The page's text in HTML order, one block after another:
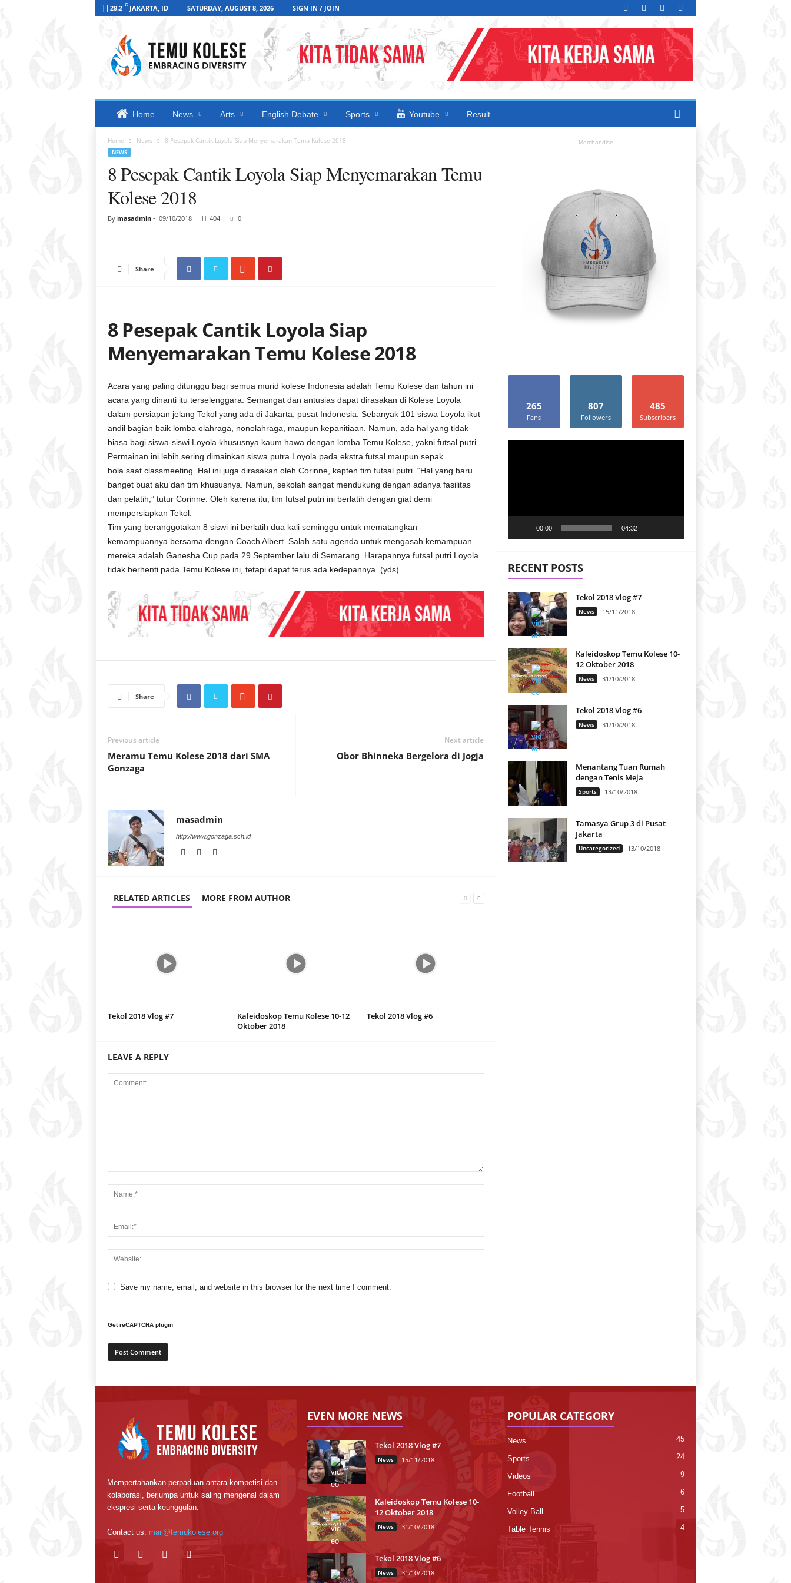
29.2 C JAKARTA, ID SATURDAY, AUGUST 8, 2026 SIGN IN / JOIN
l
s
Home News Arts English Debate Sports Youtube Result
Home News 8 Pesepak Cantik Loyola Siap Menyemarakan Temu Kolese 2018
NEWS
8 Pesepak Cantik Loyola Siap Menyemarakan Temu
Kolese 2018
By masadmin- 09/10/2018 404 0
Share
8 Pesepak Cantik Loyola Siap
Menyemarakan Temu Kolese 2018
Acara yang paling ditunggu bagi semua murid kolese Indonesia adalah Temu Kolese dan tahun ini
acara yang dinanti itu terselenggara. Semangat dan antusias dapat dirasakan di Kolese Loyola
dalam persiapan jelang Tekol yang ada di Jakarta, pusat Indonesia. Sebanyak 101 siswa Loyola ikut
andil bagian baik lomba olahraga, nonolahraga, maupun kepanitiaan. Namun, ada hal yang tidak
biasa bagi siswa-siswi Loyola khususnya kaum hawa dengan lomba Temu Kolese, yakni futsal putri.
Permainan ini lebih sering dimainkan siswa putra Loyola pada ekstra futsal maupun sepak
bola saat classmeeting. Hal ini juga dirasakan oleh Corinne, kapten tim futsal putri. “Hal yang baru
banget buat aku dan tim khususnya. Namun, sekolah sangat mendukung dengan adanya fasilitas
dan pelatih,” tutur Corinne. Oleh karena itu, tim futsal putri ini berlatih dengan giat demi
mempersiapkan Tekol.
Tim yang beranggotakan 8 siswi ini berlatih dua kali seminggu untuk mematangkan
kemampuannya bersama dengan Coach Albert. Salah satu agenda untuk mengasah kemampuan
mereka adalah Ganesha Cup pada 29 September lalu di Semarang. Harapannya futsal putri Loyola
tidak berhenti pada Temu Kolese ini, tetapi dapat terus ada kedepannya. (yds)
Share
Previous article
Meramu Temu Kolese 2018 dari SMA
Gonzaga
Next article
Obor Bhinneka Bergelora di Jogja
masadmin
http://www.gonzaga.sch.id
RELATED ARTICLES MORE FROM AUTHOR
Tekol 2018 Vlog #7
Kaleidoskop Temu Kolese 10-12
Oktober 2018
Tekol 2018 Vlog #6
LEAVE A REPLY
Save my name, email, and website in this browser for the next time I comment.
Get reCAPTCHA plugin
- Merchandise -
265
Fans
807
Followers
485
Subscribers
00:00 04:32
RECENT POSTS
Tekol 2018 Vlog #7
News 15/11/2018
Kaleidoskop Temu Kolese 10-
12 Oktober 2018
News 31/10/2018
Tekol 2018 Vlog #6
News 31/10/2018
Menantang Tuan Rumah
dengan Tenis Meja
Sports 13/10/2018
Tamasya Grup 3 di Pusat
Jakarta
Uncategorized 13/10/2018
Mempertahankan perpaduan antara kompetisi dan
kolaborasi, berjumpa untuk saling mengenal dalam
ekspresi serta keunggulan.
Contact us: mail@temukolese.org
EVEN MORE NEWS
Tekol 2018 Vlog #7
News 15/11/2018
Kaleidoskop Temu Kolese 10-
12 Oktober 2018
News 31/10/2018
Tekol 2018 Vlog #6
News 31/10/2018
POPULAR CATEGORY
News 45
Sports 24
Videos 9
Football 6
Volley Ball 5
Table Tennis 4